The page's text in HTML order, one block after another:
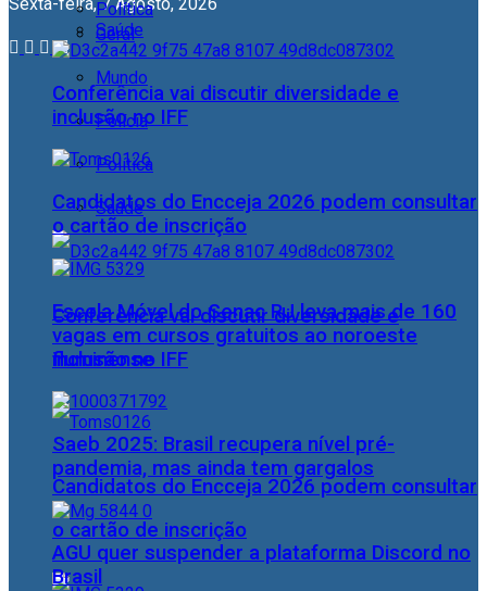
Geral
Mundo
Polícia
Política
Saúde
Conferência vai discutir diversidade e
inclusão no IFF
Candidatos do Encceja 2026 podem consultar
o cartão de inscrição
Política
Saúde
Conferência vai discutir diversidade e
inclusão no IFF
Candidatos do Encceja 2026 podem consultar
o cartão de inscrição
Escola Móvel do Senac RJ leva mais de 160
vagas em cursos gratuitos ao noroeste
fluminense
Saeb 2025: Brasil recupera nível pré-
pandemia, mas ainda tem gargalos
AGU quer suspender a plataforma Discord no
Brasil